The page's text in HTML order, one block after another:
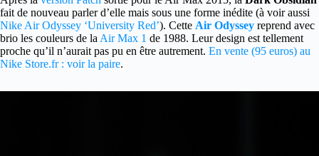
fait de nouveau parler d’elle mais sous une forme inédite (à voir aussi
Nike Air Odyssey ‘University Red’). Cette Air Odyssey reprend avec
brio les couleurs de la Air Max 1 de 1988. Leur design est tellement
proche qu’il n’aurait pas pu en être autrement. En vente (95 euros) au
Nike Store.fr : voir la paire.